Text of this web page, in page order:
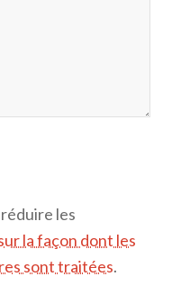
les
la façon dont les
sont traitées.